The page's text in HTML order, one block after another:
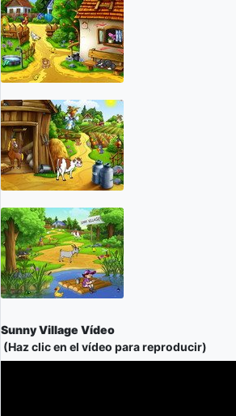
Sunny Village Vídeo
(Haz clic en el vídeo para reproducir)